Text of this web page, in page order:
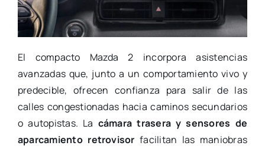
El compacto Mazda 2 incorpora asistencias
avanzadas que, junto a un comportamiento vivo y
predecible, ofrecen confianza para salir de las
calles congestionadas hacia caminos secundarios
o autopistas. La cámara trasera y sensores de
aparcamiento retrovisor facilitan las maniobras